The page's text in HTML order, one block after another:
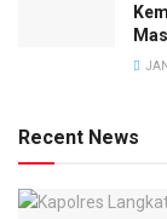
Recent News